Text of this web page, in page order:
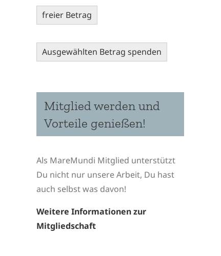
freier Betrag
Ausgewählten Betrag spenden
Mitglied werden und
Vorteile genießen!
Als MareMundi Mitglied unterstützt
Du nicht nur unsere Arbeit, Du hast
auch selbst was davon!
Weitere Informationen zur
Mitgliedschaft